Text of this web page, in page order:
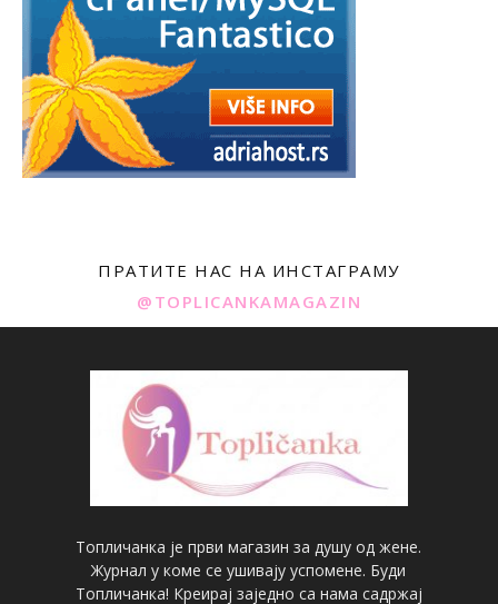
ПРАТИТЕ НАС НА ИНСТАГРАМУ
@TOPLICANKAMAGAZIN
Топличанка је први магазин за душу од жене.
Журнал у коме се ушивају успомене. Буди
Топличанка! Креирај заједно са нама садржај